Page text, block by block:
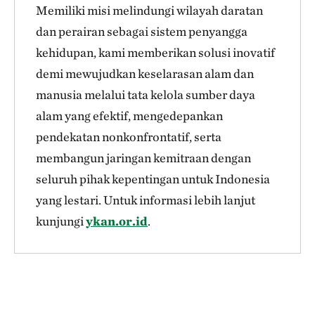
Memiliki misi melindungi wilayah daratan
dan perairan sebagai sistem penyangga
kehidupan, kami memberikan solusi inovatif
demi mewujudkan keselarasan alam dan
manusia melalui tata kelola sumber daya
alam yang efektif, mengedepankan
pendekatan nonkonfrontatif, serta
membangun jaringan kemitraan dengan
seluruh pihak kepentingan untuk Indonesia
yang lestari. Untuk informasi lebih lanjut
kunjungiykan.or.id.